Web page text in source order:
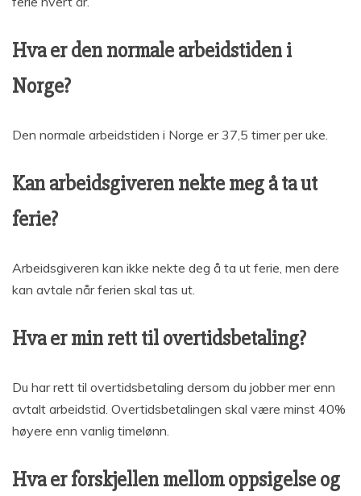
Hva er den normale arbeidstiden i
Norge?
Den normale arbeidstiden i Norge er 37,5 timer per uke.
Kan arbeidsgiveren nekte meg å ta ut
ferie?
Arbeidsgiveren kan ikke nekte deg å ta ut ferie, men dere
kan avtale når ferien skal tas ut.
Hva er min rett til overtidsbetaling?
Du har rett til overtidsbetaling dersom du jobber mer enn
avtalt arbeidstid. Overtidsbetalingen skal være minst 40%
høyere enn vanlig timelønn.
Hva er forskjellen mellom oppsigelse og